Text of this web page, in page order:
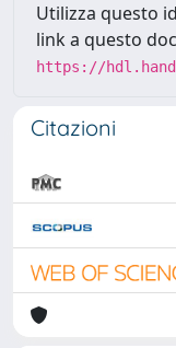
Utilizza questo
link a questo
https://
Citazioni